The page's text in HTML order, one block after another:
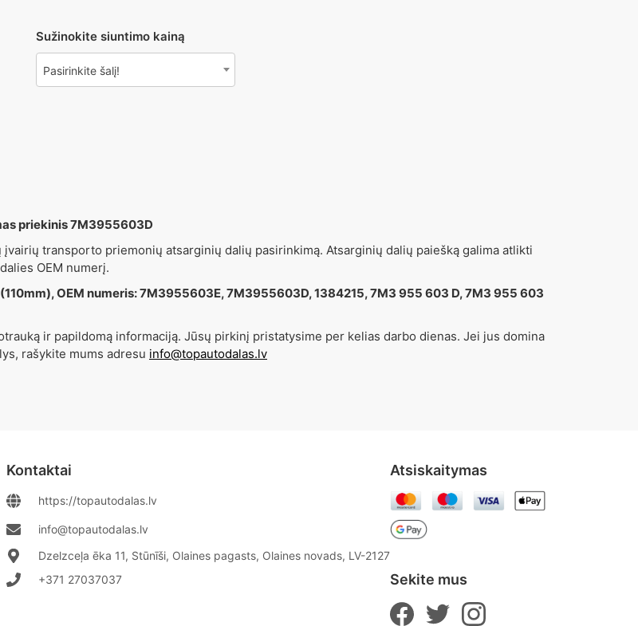
Sužinokite siuntimo kainą
Pasirinkite šalį!
priekinis 7M3955603D
įvairių transporto priemonių atsarginių dalių pasirinkimą. Atsarginių dalių paiešką galima atlikti
OEM numerį.
OEM numeris: 7M3955603E, 7M3955603D, 1384215, 7M3 955 603 D, 7M3 955 603
ir papildomą informaciją. Jūsų pirkinį pristatysime per kelias darbo dienas. Jei jus domina
rašykite mums adresu info@topautodalas.lv
Kontaktai
https://topautodalas.lv
info@topautodalas.lv
Dzelzceļa ēka 11, Stūnīši, Olaines pagasts, Olaines novads, LV-2127
+371 27037037‬
Atsiskaitymas
Sekite mus